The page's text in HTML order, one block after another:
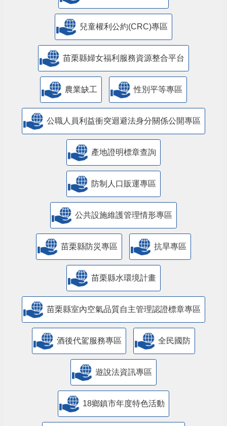
兒童權利公約(CRC)專區
苗栗縣婦女福利服務資源整合平台
農業缺工 性別平等專區
公職人員利益衝突迴避法身分關係公開專區
產地證明標章查詢
防制人口販運專區
​公共設施維護管理情形專區
苗栗縣防災專區 抗旱專區
苗栗縣水環境計畫
苗栗縣室內空氣品質自主管理認證標章專區
酒後代駕服務專區 全民國防
遊說法資訊專區
18鄉鎮市年度特色活動